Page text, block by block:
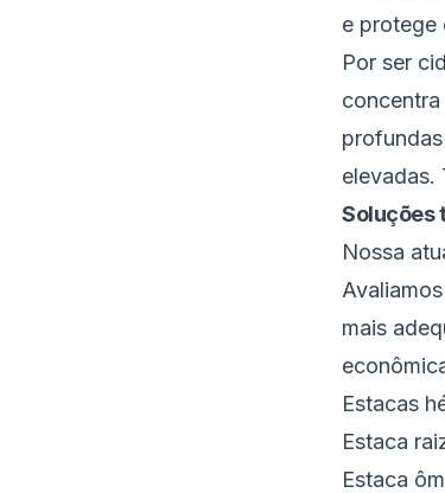
e protege
Por ser
elevadas.
Soluções
Nossa
mais
Estacas
Estaca
Estaca